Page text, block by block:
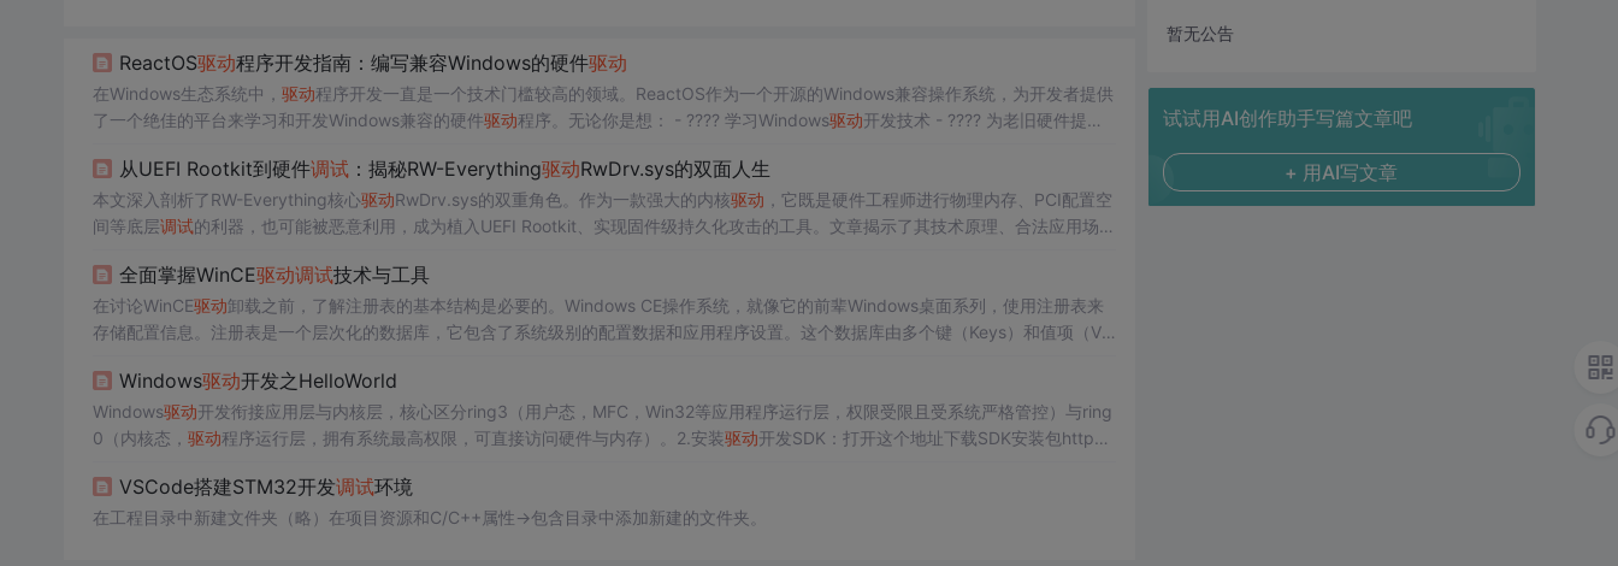
ReactOS驱动程序开发指南：编写兼容Windows的硬件驱动
在Windows生态系统中， 驱动程序开发一直是一个技术门槛较高的领域。ReactOS作为一个开源的Windows兼容操作系统，为开发者提供
了一个绝佳的平台来学习和开发Windows兼容的硬件驱动 程序。无论你是想： - ???? 学习Windows驱动开发技术 - ???? 为老旧硬件提供
从UEFI Rootkit到硬件调试：揭秘RW-Everything驱动RwDrv.sys的双面人生
本文深入剖析了RW-Everything核心驱动RwDrv.sys的双重角色。作为一款强大的内核驱动 ，它既是硬件工程师进行物理内存、PCI配置空
间等底层调试的利器，也可能被恶意利用，成为植入UEFI Rootkit、实现固件级持久化攻击的工具。文章揭示了其技术原理、合法应用场景
全面掌握WinCE驱动调试技术与工具
在讨论WinCE驱动卸载之前，了解注册表的基本结构是必要的。Windows CE操作系统，就像它的前辈Windows桌面系列，使用注册表来
存储配置信息。注册表是一个层次化的数据库，它包含了系统级别的配置数据和应用程序设置。这个数据库由多个键（Keys）和值项（Val
R）：定义了系统中所有已注册的文件类型及其关联的应用程序。
Windows驱动开发之HelloWorld
Windows驱动开发衔接应用层与内核层，核心区分ring3（用户态，MFC，Win32等应用程序运行层，权限受限且受系统严格管控）与ring
0（内核态， 驱动程序运行层，拥有系统最高权限，可直接访问硬件与内存）。2.安装驱动开发SDK：打开这个地址下载SDK安装包http
等外设驱动开发，需掌握COM组件相关知识。
VSCode搭建STM32开发调试环境
在工程目录中新建文件夹（略）在项目资源和C/C++属性→包含目录中添加新建的文件夹。
暂无公告
试试用AI创作助手写篇文章吧
+ 用AI写文章